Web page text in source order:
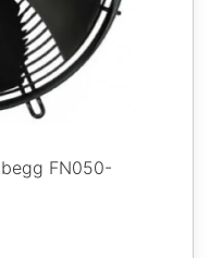
FN050-